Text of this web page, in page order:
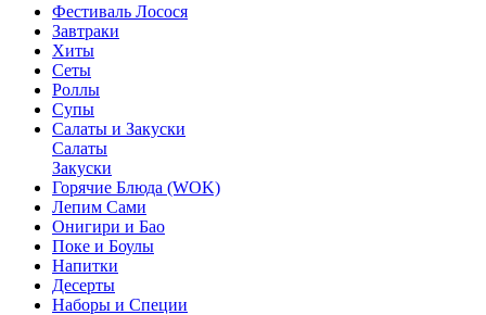
Фестиваль Лосося
Завтраки
Хиты
Сеты
Роллы
Супы
Салаты и Закуски
Салаты
Закуски
Горячие Блюда (WOK)
Лепим Сами
Онигири и Бао
Поке и Боулы
Напитки
Десерты
Наборы и Специи